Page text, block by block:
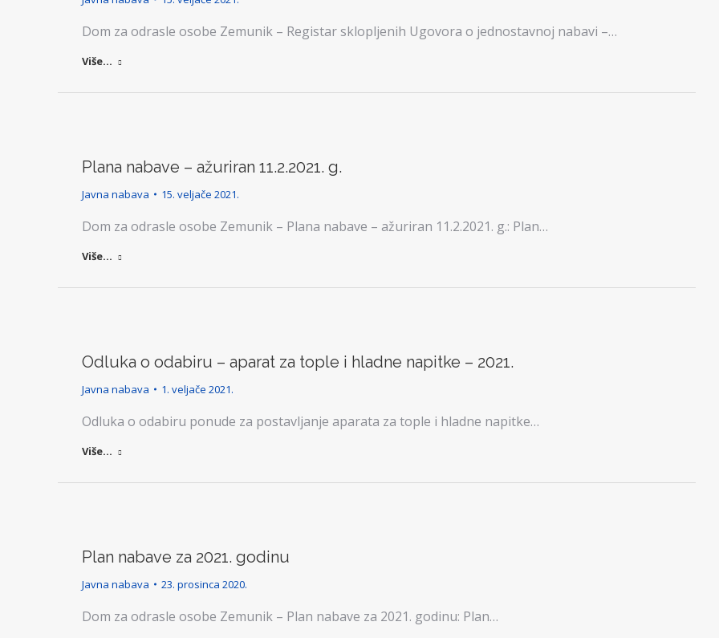
Dom za odrasle osobe Zemunik – Registar sklopljenih Ugovora o jednostavnoj nabavi –…
Više...
Plana nabave – ažuriran 11.2.2021. g.
Javna nabava 15. veljače 2021.
Dom za odrasle osobe Zemunik – Plana nabave – ažuriran 11.2.2021. g.: Plan…
Više...
Odluka o odabiru – aparat za tople i hladne napitke – 2021.
Javna nabava 1. veljače 2021.
Odluka o odabiru ponude za postavljanje aparata za tople i hladne napitke…
Više...
Plan nabave za 2021. godinu
Javna nabava 23. prosinca 2020.
Dom za odrasle osobe Zemunik – Plan nabave za 2021. godinu: Plan…